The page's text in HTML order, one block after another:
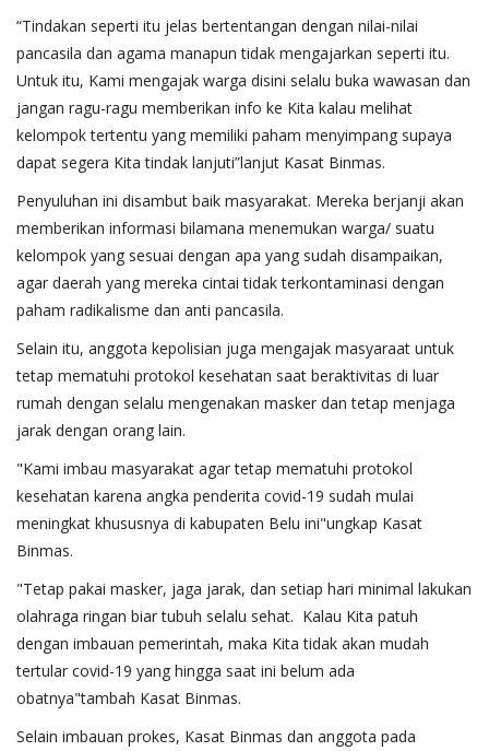
“Tindakan seperti itu jelas bertentangan dengan nilai-nilai
pancasila dan agama manapun tidak mengajarkan seperti itu.
Untuk itu, Kami mengajak warga disini selalu buka wawasan dan
jangan ragu-ragu memberikan info ke Kita kalau melihat
kelompok tertentu yang memiliki paham menyimpang supaya
dapat segera Kita tindak lanjuti”lanjut Kasat Binmas.
Penyuluhan ini disambut baik masyarakat. Mereka berjanji akan
memberikan informasi bilamana menemukan warga/ suatu
kelompok yang sesuai dengan apa yang sudah disampaikan,
agar daerah yang mereka cintai tidak terkontaminasi dengan
paham radikalisme dan anti pancasila.
Selain itu, anggota kepolisian juga mengajak masyaraat untuk
tetap mematuhi protokol kesehatan saat beraktivitas di luar
rumah dengan selalu mengenakan masker dan tetap menjaga
jarak dengan orang lain.
"Kami imbau masyarakat agar tetap mematuhi protokol
kesehatan karena angka penderita covid-19 sudah mulai
meningkat khususnya di kabupaten Belu ini"ungkap Kasat
Binmas.
"Tetap pakai masker, jaga jarak, dan setiap hari minimal lakukan
olahraga ringan biar tubuh selalu sehat. Kalau Kita patuh
dengan imbauan pemerintah, maka Kita tidak akan mudah
tertular covid-19 yang hingga saat ini belum ada
obatnya"tambah Kasat Binmas.
Selain imbauan prokes, Kasat Binmas dan anggota pada